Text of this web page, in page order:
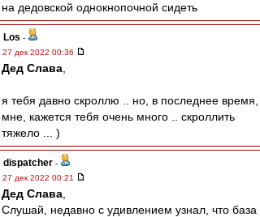
на дедовской однокнопочной сидеть
Los -
27 дек 2022 00:36
Дед Слава
я тебя давно скроллю .. но, в последнее время,
мне, кажется тебя очень много .. скроллить
тяжело ... )
dispatcher -
27 дек 2022 00:21
Дед Слава
Слушай, недавно с удивлением узнал, что база